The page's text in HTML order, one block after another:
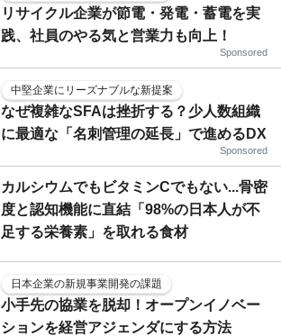
リサイクル企業が節電・発電・蓄電を実
践、社員のやる気と営業力も向上！
Sponsored
中堅企業にリーズナブルな新提案
なぜ複雑なSFAは挫折する？少人数組織
に最適な「名刺管理の延長」で進めるDX
Sponsored
カルシウムでもビタミンCでもない...骨密
度と認知機能に直結「98%の日本人が不
足する栄養素」を取れる食材
日本企業の新規事業開発の課題
小手先の協業を脱却！オープンイノベー
ションを経営アジェンダにする方法